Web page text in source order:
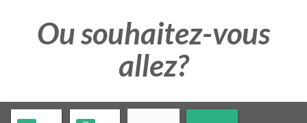
Ou souhaitez-vous
allez?